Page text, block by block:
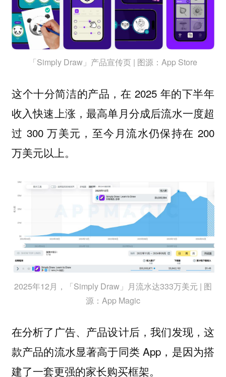
「Simply Draw」产品宣传页 | 图源：App Store
这个十分简洁的产品，在 2025 年的下半年
收入快速上涨，最高单月分成后流水一度超
过 300 万美元，至今月流水仍保持在 200
万美元以上。
2025年12月，「Simply Draw」月流水达333万美元 | 图
源：App Magic
在分析了广告、产品设计后，我们发现，这
款产品的流水显著高于同类 App， 是因为搭
建了一套更强的家长购买框架。